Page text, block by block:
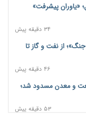
پیشرفت»
۳۴ دقیقه پیش
از نفت و گاز تا
۴۶ دقیقه پیش
و معدن مسدود شد؛
۵۳ دقیقه پیش